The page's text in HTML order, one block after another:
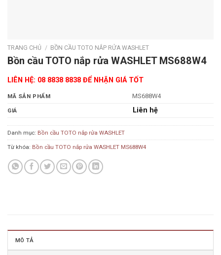
TRANG CHỦ / BỒN CẦU TOTO NẮP RỬA WASHLET
Bồn cầu TOTO nắp rửa WASHLET MS688W4
LIÊN HỆ: 08 8838 8838 ĐỂ NHẬN GIÁ TỐT
MÃ SẢN PHẨM MS688W4
GIÁ Liên hệ
Danh mục: Bồn cầu TOTO nắp rửa WASHLET
Từ khóa: Bồn cầu TOTO nắp rửa WASHLET MS688W4
MÔ TẢ